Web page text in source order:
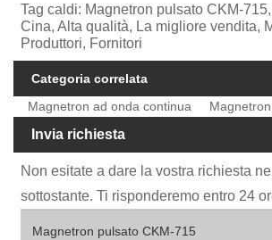
Tag caldi: Magnetron pulsato CKM-
Cina, Alta qualità, La migliore vendita,
Produttori, Fornitori
Categoria correlata
Magnetron ad onda continua
Invia richiesta
Non esitate a dare la vostra richiesta
sottostante. Ti risponderemo entro 24